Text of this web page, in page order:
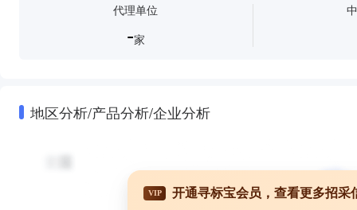
代理单位
-家
地区分析/产品分析/企业分析
VIP 开通寻标宝会员，查看更多招采